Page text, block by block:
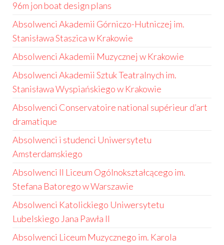
96m jon boat design plans
Absolwenci Akademii Górniczo-Hutniczej im.
Stanisława Staszica w Krakowie
Absolwenci Akademii Muzycznej w Krakowie
Absolwenci Akademii Sztuk Teatralnych im.
Stanisława Wyspiańskiego w Krakowie
Absolwenci Conservatoire national supérieur d’art
dramatique
Absolwenci i studenci Uniwersytetu
Amsterdamskiego
Absolwenci II Liceum Ogólnokształcącego im.
Stefana Batorego w Warszawie
Absolwenci Katolickiego Uniwersytetu
Lubelskiego Jana Pawła II
Absolwenci Liceum Muzycznego im. Karola